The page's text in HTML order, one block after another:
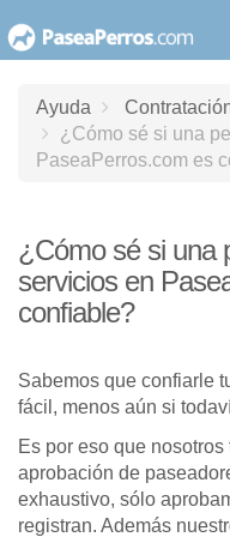
al
contenido
Ayuda
¿Cómo sé si una
PaseaPerros.com es
¿Cómo sé si una
servicios en
confiable?
Sabemos que confiarle
fácil, menos aún si
Es por eso que
aprobación de
exhaustivo, sólo
registran. Además